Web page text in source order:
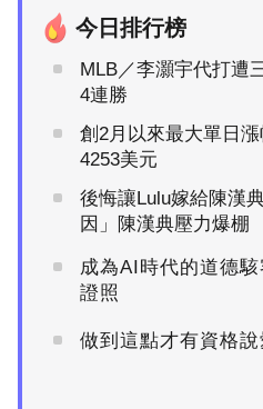
今日排行榜
MLB／李灝宇代打遭
4連勝
創2月以來最大單日
4253美元
後悔讓Lulu嫁給陳漢
因」陳漢典壓力爆棚
成為AI時代的道德
證照
做到這點才有資格說